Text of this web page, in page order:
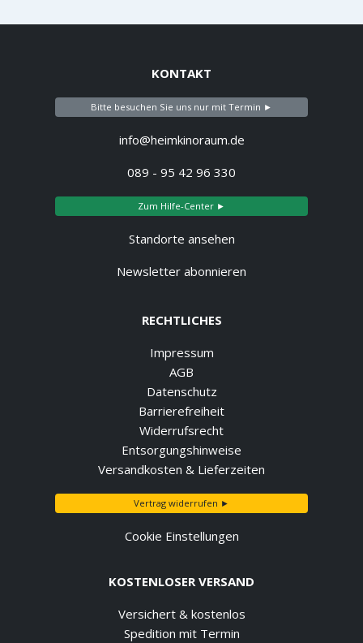
KONTAKT
Bitte besuchen Sie uns nur mit Termin ►
info@heimkinoraum.de
089 - 95 42 96 330
Zum Hilfe-Center ►
Standorte ansehen
Newsletter abonnieren
RECHTLICHES
Impressum
AGB
Datenschutz
Barrierefreiheit
Widerrufsrecht
Entsorgungshinweise
Versandkosten & Lieferzeiten
Vertrag widerrufen ►
Cookie Einstellungen
KOSTENLOSER VERSAND
Versichert & kostenlos
Spedition mit Termin